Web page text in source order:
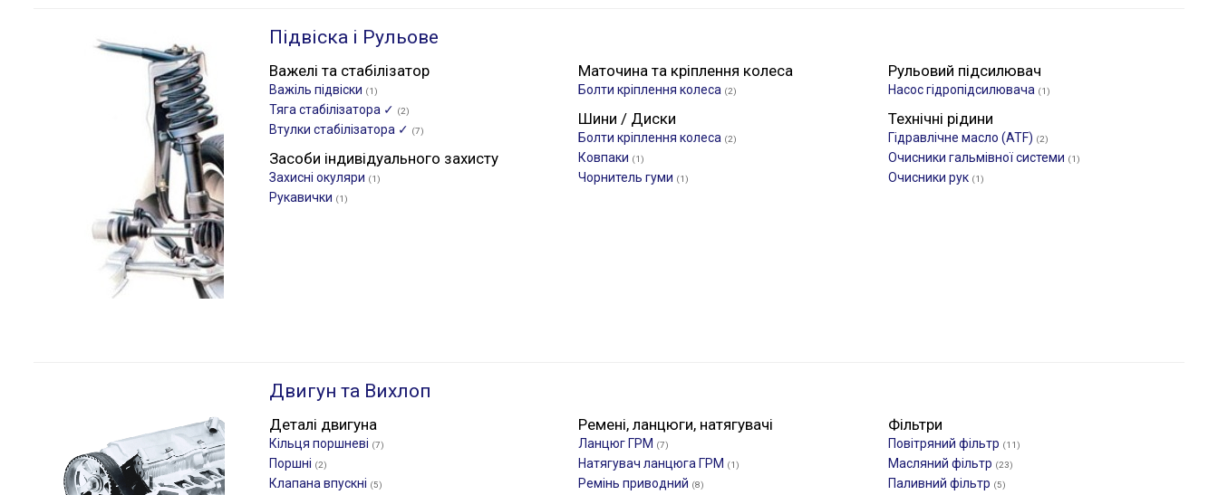
Підвіска і Рульове
Важелі та стабілізатор
Важіль підвіски (1)
Тяга стабілізатора ✓ (2)
Втулки стабілізатора ✓ (7)
Маточина та кріплення колеса
Болти кріплення колеса (2)
Рульовий підсилювач
Насос гідропідсилювача (1)
Шини / Диски
Болти кріплення колеса (2)
Ковпаки (1)
Чорнитель гуми (1)
Технічні рідини
Гідравлічне масло (ATF) (2)
Очисники гальмівної системи (1)
Очисники рук (1)
Засоби індивідуального захисту
Захисні окуляри (1)
Рукавички (1)
Двигун та Вихлоп
Деталі двигуна
Кільця поршневі (7)
Поршні (2)
Клапана впускні (5)
Ремені, ланцюги, натягувачі
Ланцюг ГРМ (7)
Натягувач ланцюга ГРМ (1)
Ремінь приводний (8)
Фільтри
Повітряний фільтр (11)
Масляний фільтр (23)
Паливний фільтр (5)